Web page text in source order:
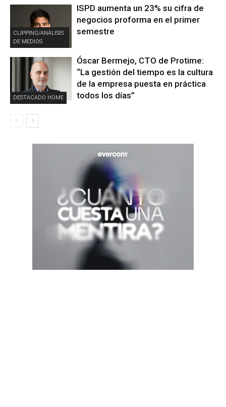
CLIPPING/ANÁLISIS
DE MEDIOS
ISPD aumenta un 23% su cifra de
negocios proforma en el primer
semestre
DESTACADO HOME
Óscar Bermejo, CTO de Protime:
“La gestión del tiempo es la cultura
de la empresa puesta en práctica
todos los días”